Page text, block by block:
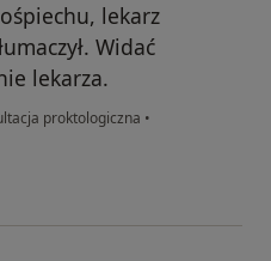
lekarz
Widać
lekarza.
proktologiczna •